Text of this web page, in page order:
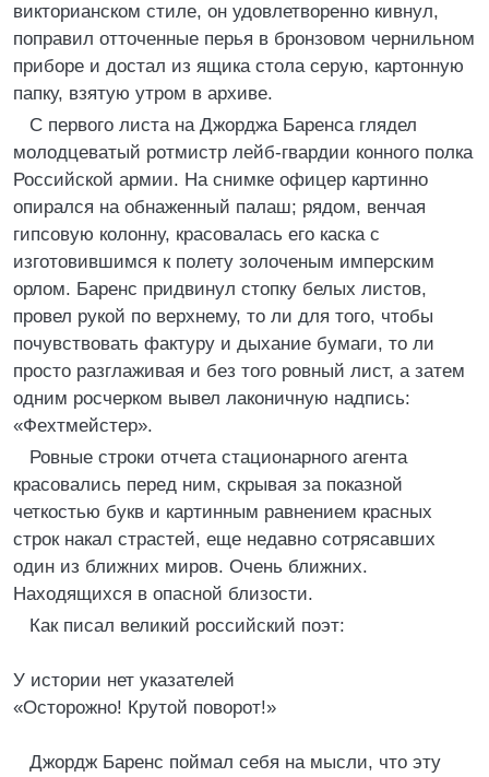
викторианском стиле, он удовлетворенно кивнул,
поправил отточенные перья в бронзовом чернильном
приборе и достал из ящика стола серую, картонную
папку, взятую утром в архиве.
С первого листа на Джорджа Баренса глядел
молодцеватый ротмистр лейб-гвардии конного полка
Российской армии. На снимке офицер картинно
опирался на обнаженный палаш; рядом, венчая
гипсовую колонну, красовалась его каска с
изготовившимся к полету золоченым имперским
орлом. Баренс придвинул стопку белых листов,
провел рукой по верхнему, то ли для того, чтобы
почувствовать фактуру и дыхание бумаги, то ли
просто разглаживая и без того ровный лист, а затем
одним росчерком вывел лаконичную надпись:
«Фехтмейстер».
Ровные строки отчета стационарного агента
красовались перед ним, скрывая за показной
четкостью букв и картинным равнением красных
строк накал страстей, еще недавно сотрясавших
один из ближних миров. Очень ближних.
Находящихся в опасной близости.
Как писал великий российский поэт:
У истории нет указателей
«Осторожно! Крутой поворот!»
Джордж Баренс поймал себя на мысли, что эту